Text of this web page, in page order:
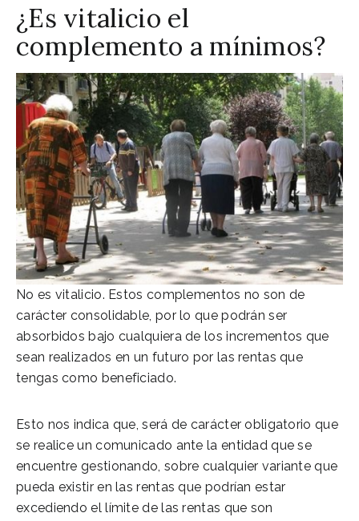
¿Es vitalicio el
complemento a mínimos?
No es vitalicio. Estos complementos no son de
carácter consolidable, por lo que podrán ser
absorbidos bajo cualquiera de los incrementos que
sean realizados en un futuro por las rentas que
tengas como beneficiado.
Esto nos indica que, será de carácter obligatorio que
se realice un comunicado ante la entidad que se
encuentre gestionando, sobre cualquier variante que
pueda existir en las rentas que podrían estar
excediendo el límite de las rentas que son